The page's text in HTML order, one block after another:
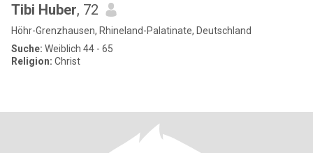
Tibi Huber, 72
Höhr-Grenzhausen, Rhineland-Palatinate, Deutschland
Suche: Weiblich 44 - 65
Religion: Christ